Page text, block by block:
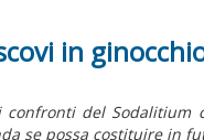
in
confronti del Sodalitium
se possa costituire in